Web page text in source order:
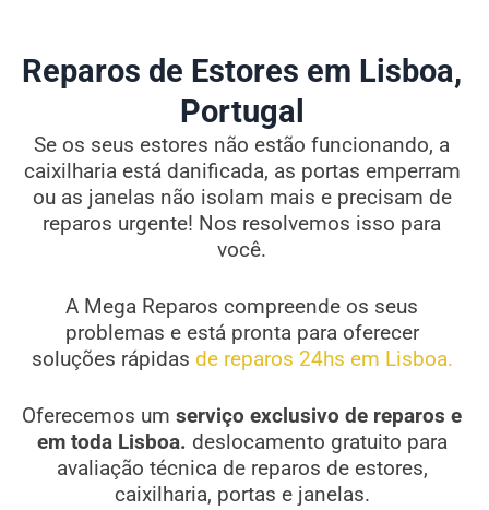
Reparos de Estores em Lisboa,
Portugal
Se os seus estores não estão funcionando, a
caixilharia está danificada, as portas emperram
ou as janelas não isolam mais e precisam de
reparos urgente! Nos resolvemos isso para
você.
A Mega Reparos compreende os seus
problemas e está pronta para oferecer
soluções rápidas de reparos 24hs em Lisboa.
Oferecemos um serviço exclusivo de reparos e
em toda Lisboa. deslocamento gratuito para
avaliação técnica de reparos de estores,
caixilharia, portas e janelas.